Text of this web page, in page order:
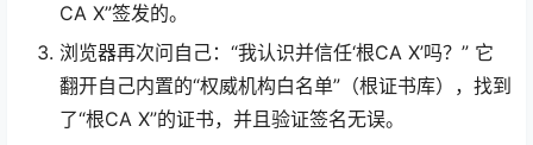
CA X”签发的。
浏览器再次问自己：“我认识并信任‘根CA X’吗？” 它
翻开自己内置的“权威机构白名单”（根证书库），找到
了“根CA X”的证书，并且验证签名无误。